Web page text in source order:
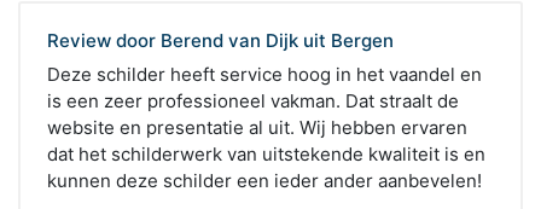
Review door Berend van Dijk uit Bergen
Deze schilder heeft service hoog in het vaandel en
is een zeer professioneel vakman. Dat straalt de
website en presentatie al uit. Wij hebben ervaren
dat het schilderwerk van uitstekende kwaliteit is en
kunnen deze schilder een ieder ander aanbevelen!